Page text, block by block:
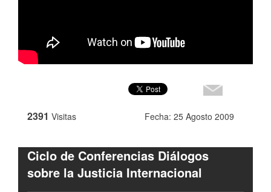
2391 Visitas Fecha: 25 Agosto 2009
Ciclo de Conferencias Diálogos
sobre la Justicia Internacional